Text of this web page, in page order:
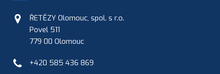
ŘETĚZY Olomouc, spol. s r.o.
Povel 511
779 00 Olomouc
+420 585 436 869